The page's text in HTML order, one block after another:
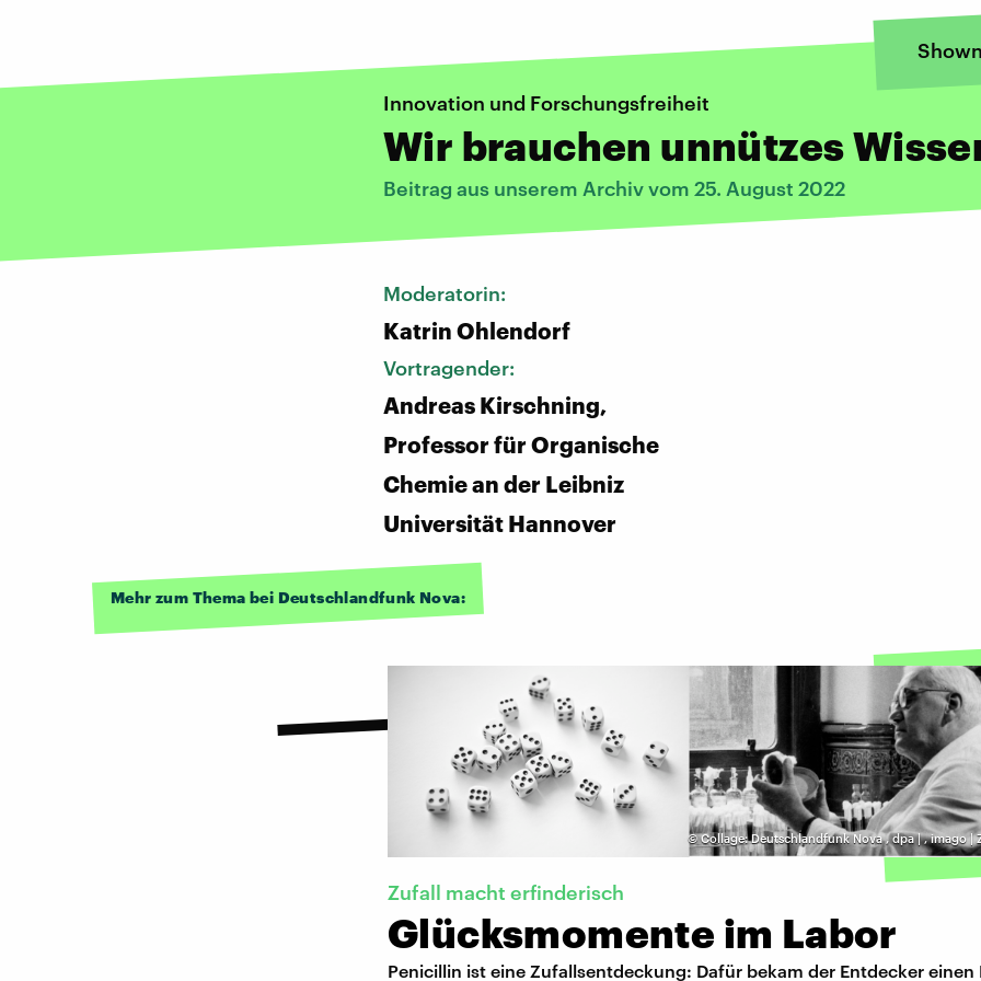
Innovation und Forschungsfreiheit
Wir brauchen unnützes
Beitrag aus unserem Archiv vom 25. August 2022
Moderatorin:
Katrin Ohlendorf
Vortragender:
Andreas Kirschning,
Professor für Organische
Chemie an der Leibniz
Universität Hannover
Mehr zum Thema bei Deutschlandfunk Nova:
©Collage: Deutschlandfunk Nova,dpa |,imago |
Zufall macht erfinderisch
Glücksmomente im Labor
Penicillin ist eine Zufallsentdeckung: Dafür bekam der Entdecker einen